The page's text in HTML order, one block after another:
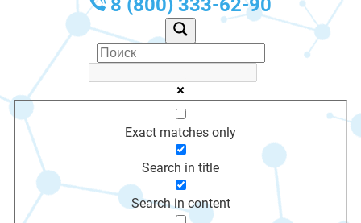
8 (800) 333-62-90
Exact matches only
Search in title
Search in content